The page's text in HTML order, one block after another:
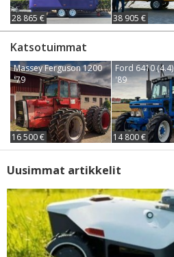
28 865 € 38 905 €
Katsotuimmat
Massey Ferguson 1200
'79
16 500 €
Ford 6410 (4.4)
'89
14 800 €
Uusimmat artikkelit